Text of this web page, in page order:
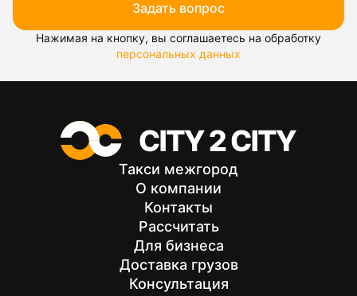
Задать вопрос
Нажимая на кнопку, вы соглашаетесь на обработку
персональных данных
Такси межгород
О компании
Контакты
Рассчитать
Для бизнеса
Доставка грузов
Консультация